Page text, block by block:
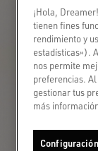
¡Hola,
tienen fines
rendimiento y
estadísticas»).
nos permite
preferencias.
gestionar tus
más